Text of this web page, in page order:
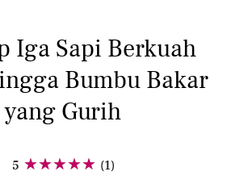
Iga Sapi Berkuah
Bumbu Bakar
yang Gurih
5 (1)